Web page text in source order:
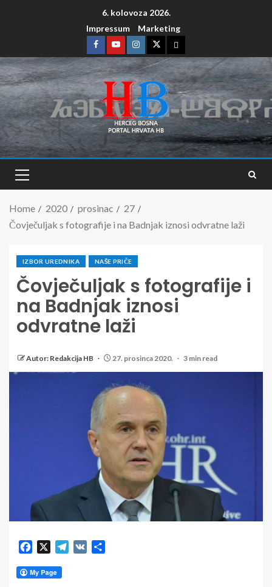
6. kolovoza 2026.
Impressum
Marketing
Home 2020 prosinac
27
Čovječuljak s fotografije i na Badnjak iznosi odvratne laži
IZBOR UREDNIKA NAŠE PRIČE
Čovječuljak s fotografije i
na Badnjak iznosi
odvratne laži
Autor: Redakcija HB 27. prosinca 2020. 3 min read
Facebook Telegram
VK